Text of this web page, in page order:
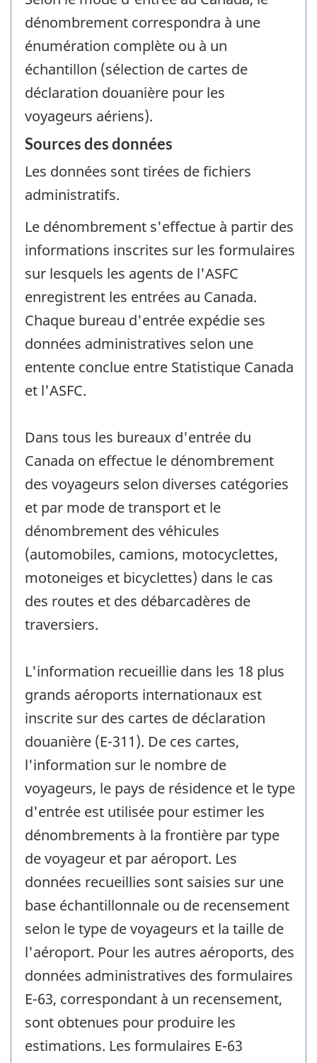
dénombrement correspondra à une
énumération complète ou à un
échantillon (sélection de cartes de
déclaration douanière pour les
voyageurs aériens).
Sources des données
Les données sont tirées de fichiers
administratifs.
Le dénombrement s'effectue à partir des
informations inscrites sur les formulaires
sur lesquels les agents de l'ASFC
enregistrent les entrées au Canada.
Chaque bureau d'entrée expédie ses
données administratives selon une
entente conclue entre Statistique Canada
et l'ASFC.
Dans tous les bureaux d'entrée du
Canada on effectue le dénombrement
des voyageurs selon diverses catégories
et par mode de transport et le
dénombrement des véhicules
(automobiles, camions, motocyclettes,
motoneiges et bicyclettes) dans le cas
des routes et des débarcadères de
traversiers.
L'information recueillie dans les 18 plus
grands aéroports internationaux est
inscrite sur des cartes de déclaration
douanière (E-311). De ces cartes,
l'information sur le nombre de
voyageurs, le pays de résidence et le type
d'entrée est utilisée pour estimer les
dénombrements à la frontière par type
de voyageur et par aéroport. Les
données recueillies sont saisies sur une
base échantillonnale ou de recensement
selon le type de voyageurs et la taille de
l'aéroport. Pour les autres aéroports, des
données administratives des formulaires
E-63, correspondant à un recensement,
sont obtenues pour produire les
estimations. Les formulaires E-63